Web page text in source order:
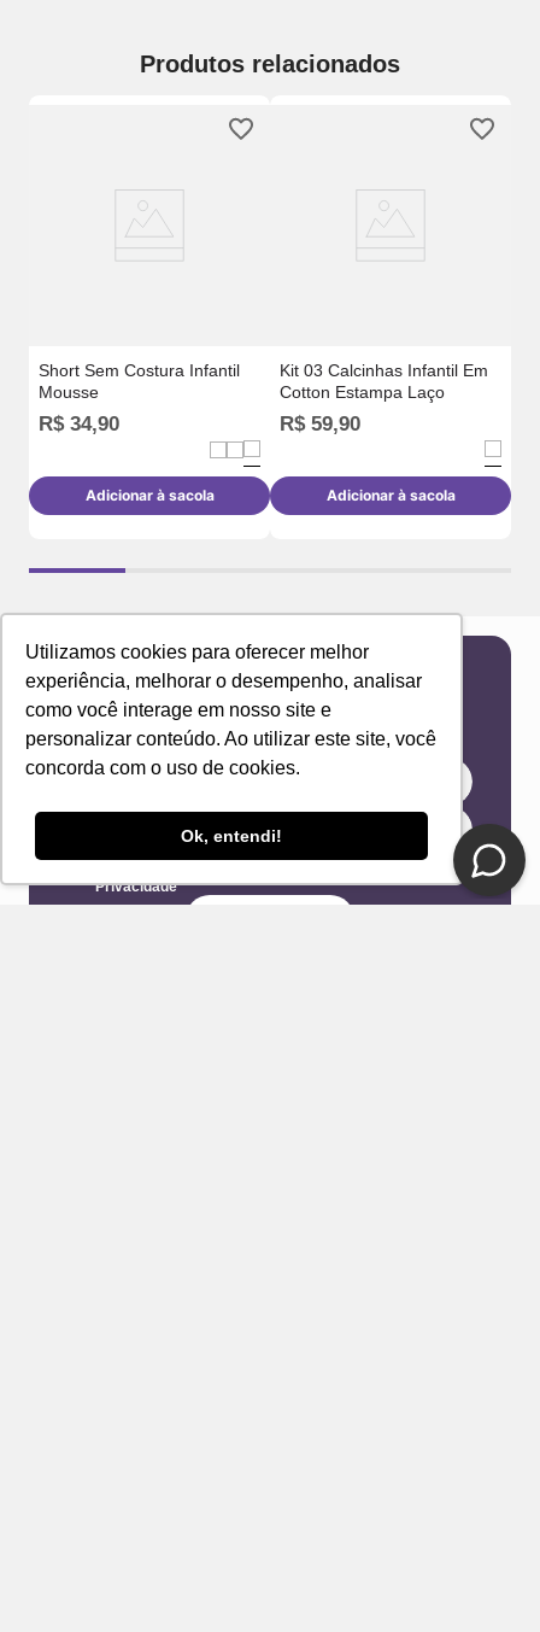
Utilizamos cookies para oferecer melhor
experiência, melhorar o desempenho, analisar
como você interage em nosso site e
personalizar conteúdo. Ao utilizar este site, você
concorda com o uso de cookies.
Ok, entendi!
Produtos relacionados
Short Sem Costura Infantil
Mousse
R$ 34,90
Adicionar à sacola
Kit 03 Calcinhas Infantil Em
Cotton Estampa Laço
R$ 59,90
Adicionar à sacola
Newsletter
Receba novidades e ofertas exclusivas em seu
e-mail!
Eu concordo com os Termos & Condições e Política de
Privacidade